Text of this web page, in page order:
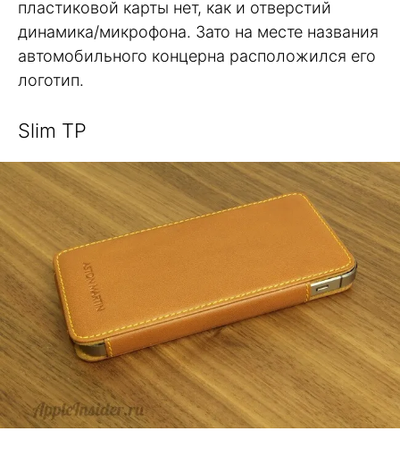
пластиковой карты нет, как и отверстий
динамика/микрофона. Зато на месте названия
автомобильного концерна расположился его
логотип.
Slim TP